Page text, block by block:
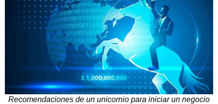
Recomendaciones de un unicornio para iniciar un negocio